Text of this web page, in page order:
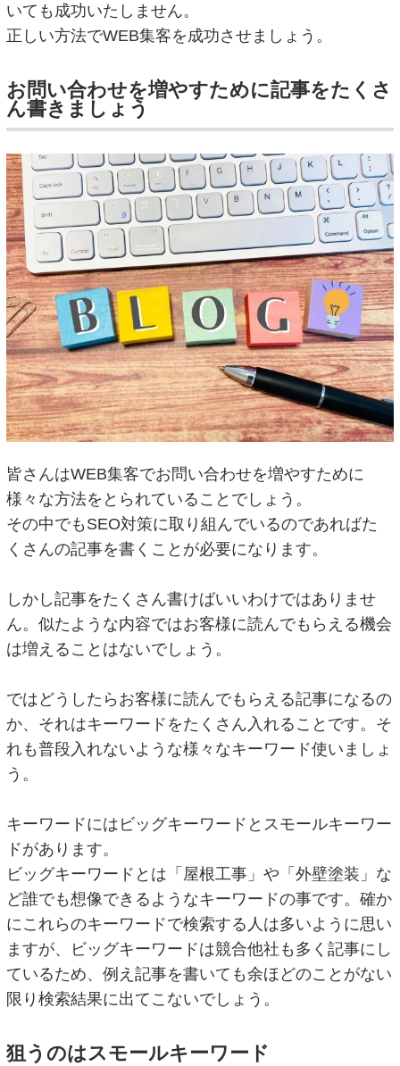
いても成功いたしません。
正しい方法でWEB集客を成功させましょう。
お問い合わせを増やすために記事をたくさ
ん書きましょう
皆さんはWEB集客でお問い合わせを増やすために
様々な方法をとられていることでしょう。
その中でもSEO対策に取り組んでいるのであればた
くさんの記事を書くことが必要になります。
しかし記事をたくさん書けばいいわけではありませ
ん。似たような内容ではお客様に読んでもらえる機会
は増えることはないでしょう。
ではどうしたらお客様に読んでもらえる記事になるの
か、それはキーワードをたくさん入れることです。そ
れも普段入れないような様々なキーワード使いましょ
う。
キーワードにはビッグキーワードとスモールキーワー
ドがあります。
ビッグキーワードとは「屋根工事」や「外壁塗装」な
ど誰でも想像できるようなキーワードの事です。確か
にこれらのキーワードで検索する人は多いように思い
ますが、ビッグキーワードは競合他社も多く記事にし
ているため、例え記事を書いても余ほどのことがない
限り検索結果に出てこないでしょう。
狙うのはスモールキーワード